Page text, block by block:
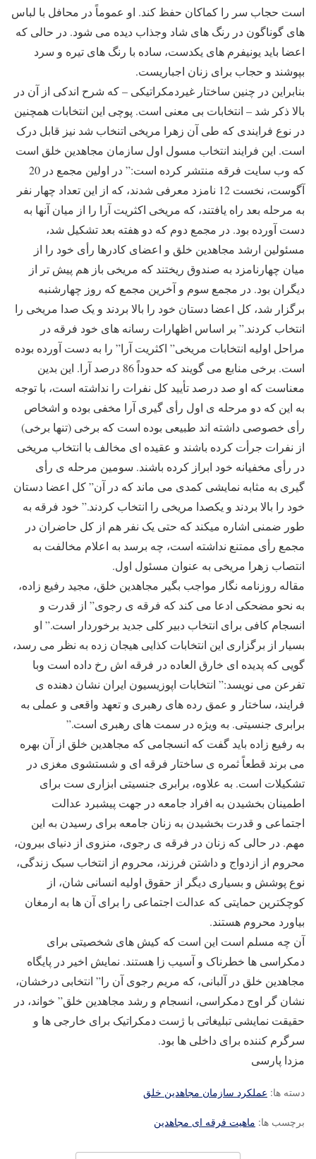
است حجاب سر را کماکان حفظ کند. او عموماً در محافل با لباس
های گوناگون در رنگ های شاد وجذاب دیده می شود. در حالی که
اعضا باید یونیفرم های یکدست، ساده با رنگ های تیره و سرد
بپوشند و حجاب برای زنان اجباریست.
بنابراین در چنین ساختار غیردمکراتیکی – که شرح اندکی از آن در
بالا ذکر شد – انتخابات بی معنی است. پوچی این انتخابات همچنین
در نوع فرایندی که طی آن زهرا مریخی اتنخاب شد نیز قابل درک
است. این فرایند انتخاب مسول اول سازمان مجاهدین خلق است
که وب سایت فرقه منتشر کرده است:” در اولین مجمع در 20
آگوست، نخست 12 نامزد معرفی شدند، که از این تعداد چهار نفر
به مرحله بعد راه یافتند، که مریخی اکثریت آرا را از میان آنها به
دست آورده بود. در مجمع دوم که دو هفته بعد تشکیل شد،
مسئولین ارشد مجاهدین خلق و اعضای کادرها رأی خود را از
میان چهارنامزد به صندوق ریختند که مریخی باز هم پیش تر از
دیگران بود. در مجمع سوم و آخرین مجمع که روز چهارشنبه
برگزار شد، کل اعضا دستان خود را بالا بردند و یک صدا مریخی را
انتخاب کردند.” بر اساس اظهارات رسانه های خود فرقه در
مراحل اولیه انتخابات مریخی” اکثریت آرا” را به دست آورده بوده
است. برخی منابع می گویند که حدوداً 86 درصد آرا. این بدین
معناست که او صد درصد تأیید کل نفرات را نداشته است، با توجه
به این که دو مرحله ی اول رأی گیری آرا مخفی بوده و اشخاص
رأی خصوصی داشته اند طبیعی بوده است که برخی (تنها برخی)
از نفرات جرأت کرده باشند و عقیده ای مخالف با انتخاب مریخی
در رأی مخفیانه خود ابراز کرده باشند. سومین مرحله ی رأی
گیری به مثابه نمایشی کمدی می ماند که در آن” کل اعضا دستان
خود را بالا بردند و یکصدا مریخی را انتخاب کردند.” خود فرقه به
طور ضمنی اشاره میکند که حتی یک نفر هم از کل حاضران در
مجمع رأی ممتنع نداشته است، چه برسد به اعلام مخالفت به
انتصاب زهرا مریخی به عنوان مسئول اول.
مقاله روزنامه نگار مواجب بگیر مجاهدین خلق، مجید رفیع زاده،
به نحو مضحکی ادعا می کند که فرقه ی رجوی” از قدرت و
انسجام کافی برای انتخاب دبیر کلی جدید برخوردار است.” او
بسیار از برگزاری این انتخابات کذایی هیجان زده به نظر می رسد،
گویی که پدیده ای خارق العاده در فرقه اش رخ داده است وبا
تفرعن می نویسد:” انتخابات اپوزیسیون ایران نشان دهنده ی
فرایند، ساختار و عمق رده های رهبری و تعهد واقعی و عملی به
برابری جنسیتی. به ویژه در سمت های رهبری است.”
به رفیع زاده باید گفت که انسجامی که مجاهدین خلق از آن بهره
می برند قطعاً ثمره ی ساختار فرقه ای و شستشوی مغزی در
تشکیلات است. به علاوه، برابری جنسیتی ابزاری ست برای
اطمینان بخشیدن به افراد جامعه در جهت پیشبرد عدالت
اجتماعی و قدرت بخشیدن به زنان جامعه برای رسیدن به این
مهم. در حالی که زنان در فرقه ی رجوی، منزوی از دنیای بیرون،
محروم از ازدواج و داشتن فرزند، محروم از انتخاب سبک زندگی،
نوع پوشش و بسیاری دیگر از حقوق اولیه انسانی شان، از
کوچکترین حمایتی که عدالت اجتماعی را برای آن ها به ارمغان
بیاورد محروم هستند.
آن چه مسلم است این است که کیش های شخصیتی برای
دمکراسی ها خطرناک و آسیب زا هستند. نمایش اخیر در پایگاه
مجاهدین خلق در آلبانی، که مریم رجوی آن را” انتخابی درخشان،
نشان گر اوج دمکراسی، انسجام و رشد مجاهدین خلق” خواند، در
حقیقت نمایشی تبلیغاتی با ژست دمکراتیک برای خارجی ها و
سرگرم کننده برای داخلی ها بود.
مزدا پارسی
دسته ها: عملکرد سازمان مجاهدین خلق
برچسب ها: ماهیت فرقه ای مجاهدین